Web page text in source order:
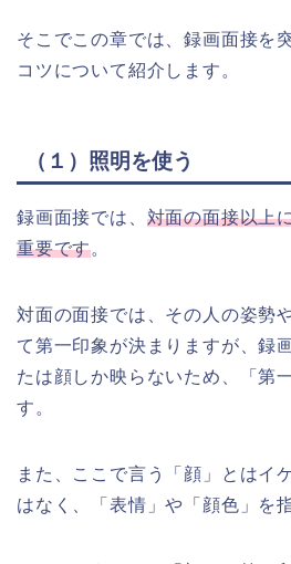
そこでこの章では、録画面接を
コツについて紹介します。
（１）照明を使う
録画面接では、 対面の面接以上
重要です。
対面の面接では、その人の姿勢
て第一印象が決まりますが、録
たは顔しか映らないため、「第
す。
また、ここで言う「顔」とはイ
はなく、「表情」や「顔色」を